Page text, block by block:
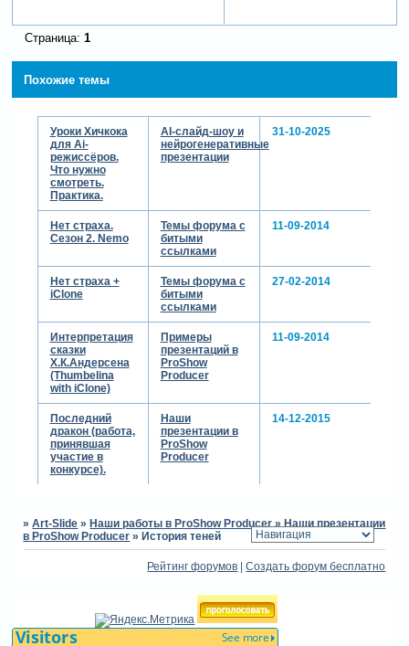
Страница: 1
Похожие темы
Уроки Хичкока
для Ai-
режиссёров.
Что нужно
смотреть.
Практика.
AI-слайд-шоу и
нейрогенеративные
презентации
31-10-2025
Нет страха.
Сезон 2. Nemo
Темы форума с
битыми
ссылками
11-09-2014
Нет страха +
iClone
Темы форума с
битыми
ссылками
27-02-2014
Интерпретация
сказки
Х.К.Андерсена
(Thumbelina
with iClone)
Примеры
презентаций в
ProShow
Producer
11-09-2014
Последний
дракон (работа,
принявшая
участие в
конкурсе).
Наши
презентации в
ProShow
Producer
14-12-2015
»Art-Slide »Наши работы в ProShow Producer »Наши презентации
в ProShow Producer »История теней
Рейтинг форумов |Создать форум бесплатно